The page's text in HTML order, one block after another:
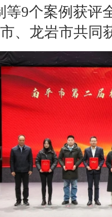
等9个案例获评
、龙岩市共同